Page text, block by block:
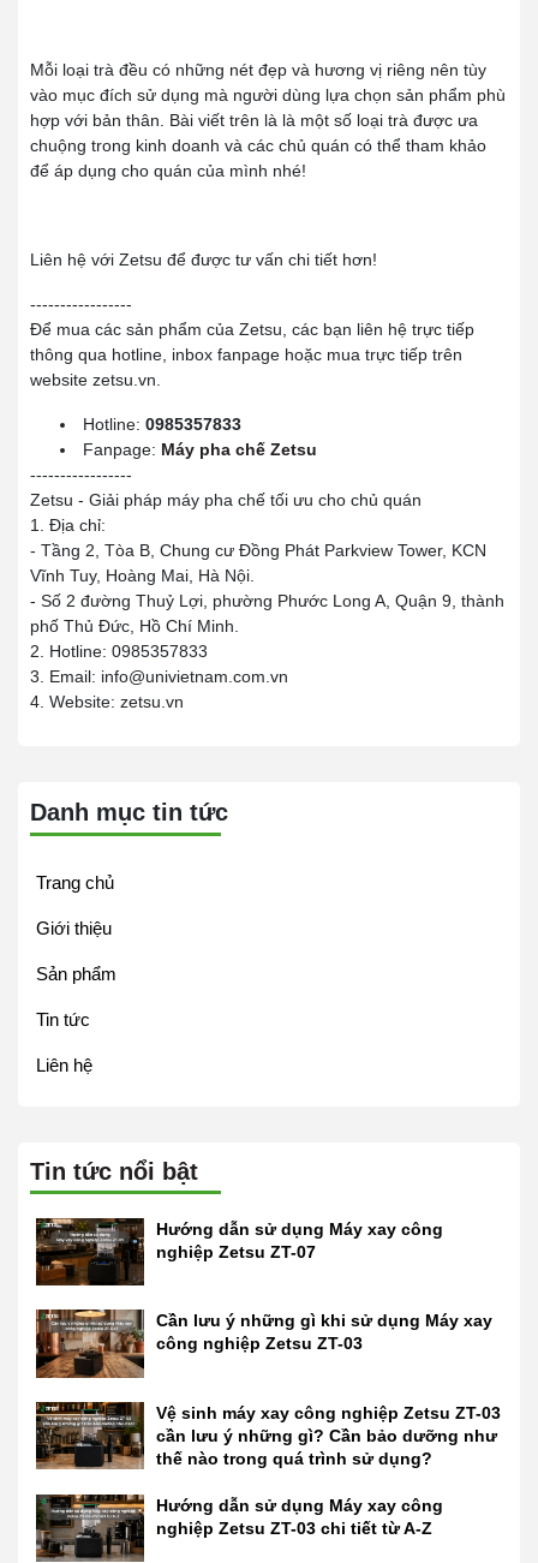
Mỗi loại trà đều có những nét đẹp và hương vị riêng nên tùy
vào mục đích sử dụng mà người dùng lựa chọn sản phẩm phù
hợp với bản thân. Bài viết trên là là một số loại trà được ưa
chuộng trong kinh doanh và các chủ quán có thể tham khảo
để áp dụng cho quán của mình nhé!
Liên hệ với Zetsu để được tư vấn chi tiết hơn!
-----------------
Để mua các sản phẩm của Zetsu, các bạn liên hệ trực tiếp
thông qua hotline, inbox fanpage hoặc mua trực tiếp trên
website zetsu.vn.
Hotline: 0985357833
Fanpage: Máy pha chế Zetsu
-----------------
Zetsu - Giải pháp máy pha chế tối ưu cho chủ quán
1. Địa chỉ:
- Tầng 2, Tòa B, Chung cư Đồng Phát Parkview Tower, KCN
Vĩnh Tuy, Hoàng Mai, Hà Nội.
- Số 2 đường Thuỷ Lợi, phường Phước Long A, Quận 9, thành
phố Thủ Đức, Hồ Chí Minh.
2. Hotline: 0985357833
3. Email: info@univietnam.com.vn
4. Website: zetsu.vn
Danh mục tin tức
Trang chủ
Giới thiệu
Sản phẩm
Tin tức
Liên hệ
Tin tức nổi bật
Hướng dẫn sử dụng Máy xay công
nghiệp Zetsu ZT-07
Cần lưu ý những gì khi sử dụng Máy xay
công nghiệp Zetsu ZT-03
Vệ sinh máy xay công nghiệp Zetsu ZT-03
cần lưu ý những gì? Cần bảo dưỡng như
thế nào trong quá trình sử dụng?
Hướng dẫn sử dụng Máy xay công
nghiệp Zetsu ZT-03 chi tiết từ A-Z